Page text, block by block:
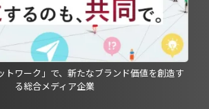
トワーク」で、新たなブランド価値を創造す
る総合メディア企業